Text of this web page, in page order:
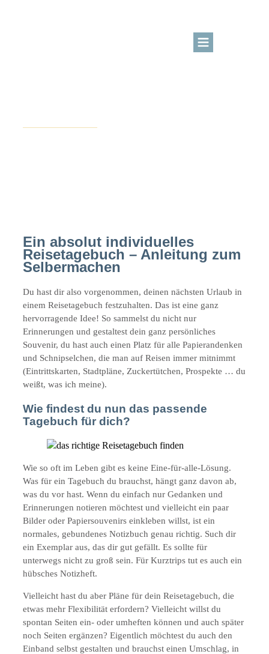
Ein absolut individuelles
Reisetagebuch – Anleitung zum
Selbermachen
Du hast dir also vorgenommen, deinen nächsten Urlaub in
einem Reisetagebuch festzuhalten. Das ist eine ganz
hervorragende Idee! So sammelst du nicht nur
Erinnerungen und gestaltest dein ganz persönliches
Souvenir, du hast auch einen Platz für alle Papierandenken
und Schnipselchen, die man auf Reisen immer mitnimmt
(Eintrittskarten, Stadtpläne, Zuckertütchen, Prospekte … du
weißt, was ich meine).
Wie findest du nun das passende
Tagebuch für dich?
Wie so oft im Leben gibt es keine Eine-für-alle-Lösung.
Was für ein Tagebuch du brauchst, hängt ganz davon ab,
was du vor hast. Wenn du einfach nur Gedanken und
Erinnerungen notieren möchtest und vielleicht ein paar
Bilder oder Papiersouvenirs einkleben willst, ist ein
normales, gebundenes Notizbuch genau richtig. Such dir
ein Exemplar aus, das dir gut gefällt. Es sollte für
unterwegs nicht zu groß sein. Für Kurztrips tut es auch ein
hübsches Notizheft.
Vielleicht hast du aber Pläne für dein Reisetagebuch, die
etwas mehr Flexibilität erfordern? Vielleicht willst du
spontan Seiten ein- oder umheften können und auch später
noch Seiten ergänzen? Eigentlich möchtest du auch den
Einband selbst gestalten und brauchst einen Umschlag, in